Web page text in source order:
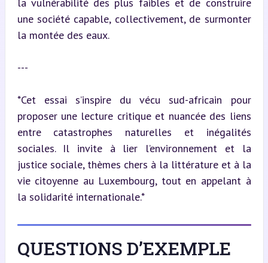
une société capable, collectivement, de surmonter
la montée des eaux.
---
*Cet essai s’inspire du vécu sud-africain pour
proposer une lecture critique et nuancée des liens
entre catastrophes naturelles et inégalités
sociales. Il invite à lier l’environnement et la
justice sociale, thèmes chers à la littérature et à la
vie citoyenne au Luxembourg, tout en appelant à
la solidarité internationale.*
QUESTIONS D’EXEMPLE